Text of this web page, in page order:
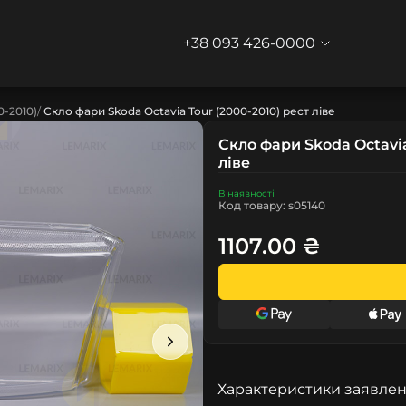
+38 093 426-0000
2010) Скло фари Skoda Octavia Tour (2000-2010) рест ліве
Скло фари Skoda
ліве
В наявності
Код товару: s05140
1107.00 ₴
Характеристики